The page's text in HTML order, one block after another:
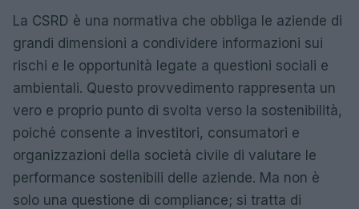
La CSRD è una normativa che obbliga le aziende di
grandi dimensioni a condividere informazioni sui
rischi e le opportunità legate a questioni sociali e
ambientali. Questo provvedimento rappresenta un
vero e proprio punto di svolta verso la sostenibilità,
poiché consente a investitori, consumatori e
organizzazioni della società civile di valutare le
performance sostenibili delle aziende. Ma non è
solo una questione di compliance; si tratta di